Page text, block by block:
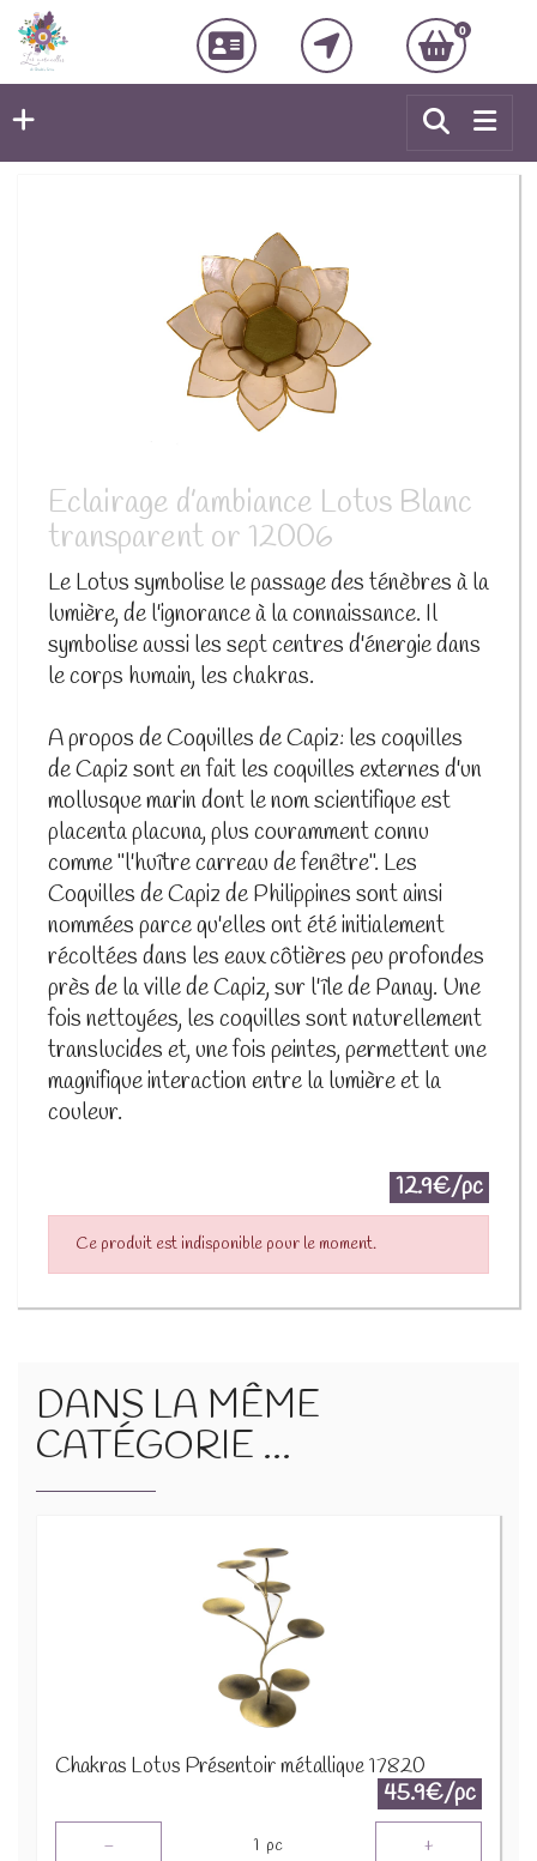
0
Eclairage d’ambiance Lotus Blanc
transparent or 12006
Le Lotus symbolise le passage des ténèbres à la
lumière, de l'ignorance à la connaissance. Il
symbolise aussi les sept centres d'énergie dans
le corps humain, les chakras.
A propos de Coquilles de Capiz: les coquilles
de Capiz sont en fait les coquilles externes d'un
mollusque marin dont le nom scientifique est
placenta placuna, plus couramment connu
comme "l'huître carreau de fenêtre". Les
Coquilles de Capiz de Philippines sont ainsi
nommées parce qu'elles ont été initialement
récoltées dans les eaux côtières peu profondes
près de la ville de Capiz, sur l'île de Panay. Une
fois nettoyées, les coquilles sont naturellement
translucides et, une fois peintes, permettent une
magnifique interaction entre la lumière et la
couleur.
12.9€/pc
Ce produit est indisponible pour le moment.
DANS LA MÊME
CATÉGORIE ...
Chakras Lotus Présentoir métallique 17820
45.9€/pc
- 1 pc +